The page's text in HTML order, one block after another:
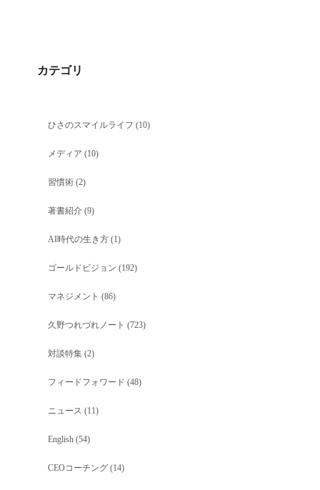
カテゴリ
ひさのスマイルライフ (10)
メディア (10)
習慣術(2)
著書紹介(9)
AI時代の生き方(1)
ゴールドビジョン (192)
マネジメント (86)
久野つれづれノート (723)
対談特集(2)
フィードフォワード (48)
ニュース (11)
English(54)
CEOコーチング(14)